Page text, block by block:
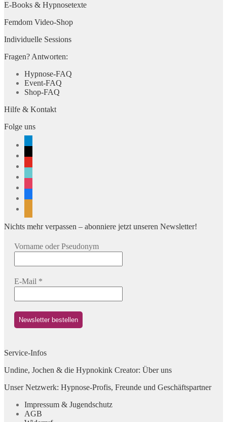
E-Books & Hypnosetexte
Femdom Video-Shop
Individuelle Sessions
Fragen? Antworten:
Hypnose-FAQ
Event-FAQ
Shop-FAQ
Hilfe & Kontakt
Folge uns
Nichts mehr verpassen – abonniere jetzt unseren Newsletter!
Vorname oder Pseudonym
E-Mail *
Service-Infos
Undine, Jochen & die Hypnokink Creator: Über uns
Unser Netzwerk: Hypnose-Profis, Freunde und Geschäftspartner
Impressum & Jugendschutz
AGB